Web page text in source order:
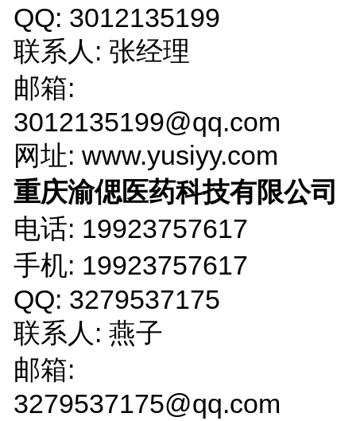
QQ: 3012135199
联系人: 张经理
邮箱:
3012135199@qq.com
网址: www.yusiyy.com
重庆渝偲医药科技有限公司
电话: 19923757617
手机: 19923757617
QQ: 3279537175
联系人: 燕子
邮箱:
3279537175@qq.com